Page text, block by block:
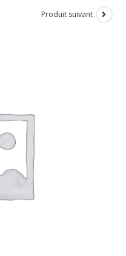
Produit suivant